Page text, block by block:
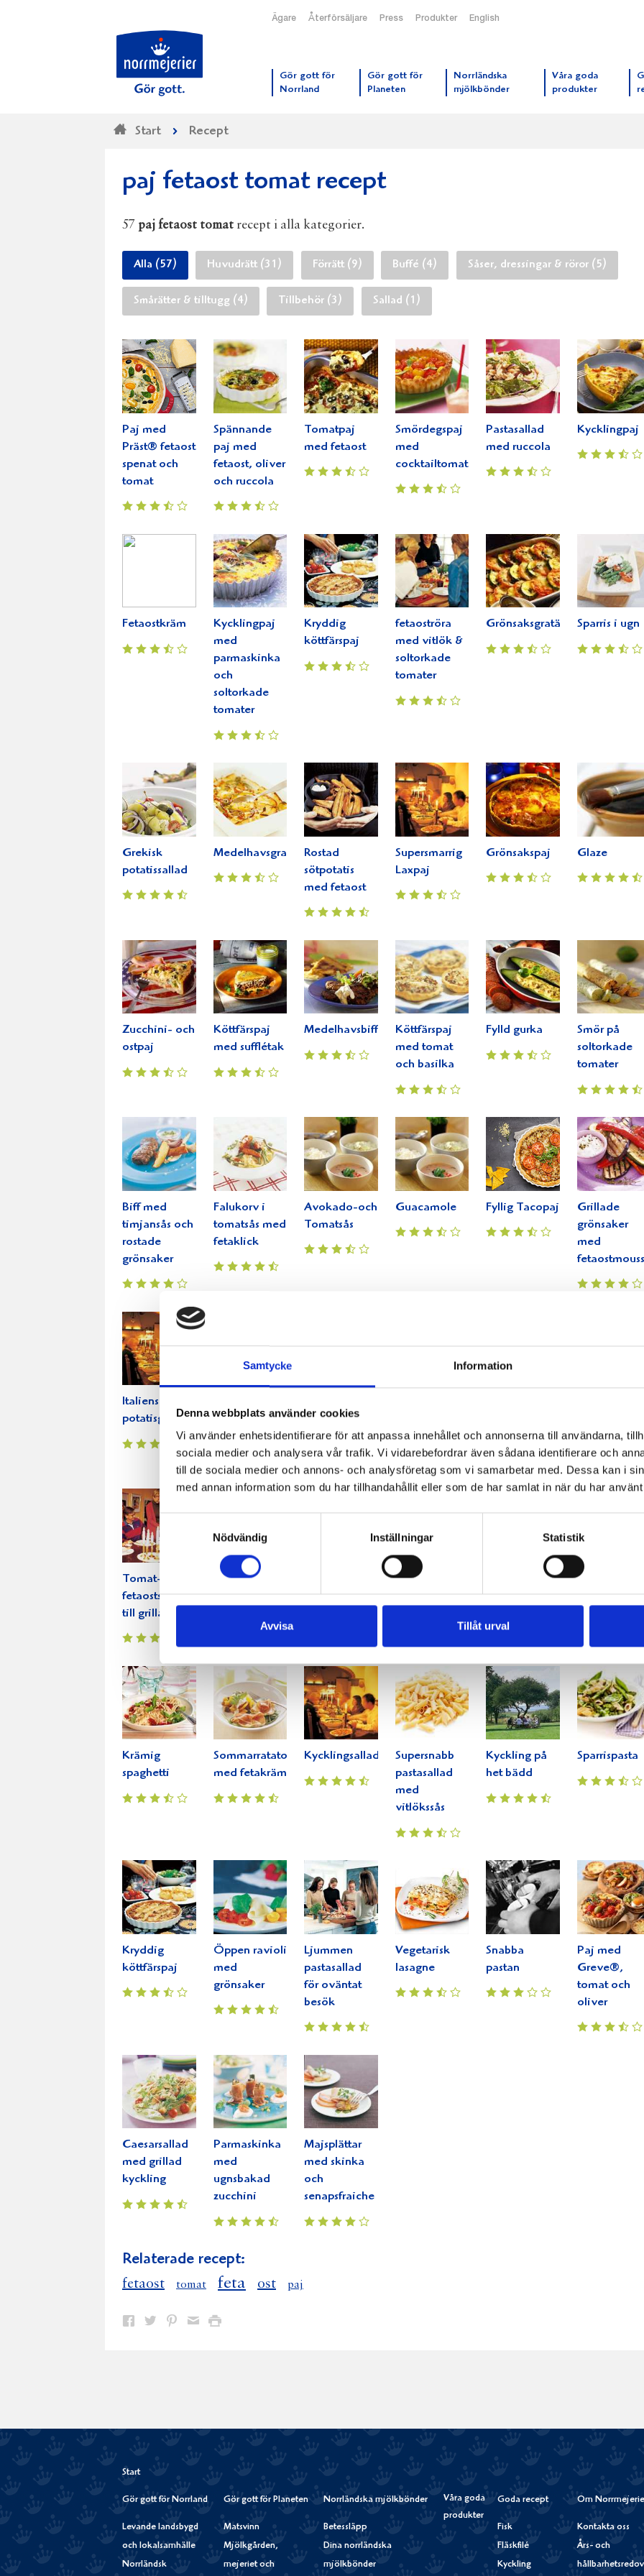
Samtycke Information
Denna webbplats använder cookies
Vi använder enhetsidentifierare för att anpassa innehållet och annonserna till användarna,
sociala medier och analysera vår trafik. Vi vidarebefordrar även sådana identifierare och
till de sociala medier och annons- och analysföretag som vi samarbetar med. Dessa kan i
med annan information som du har tillhandahållit eller som de har samlat in när du har
Samtyckesval
Nödvändig
Inställningar Statistik
Avvisa Tillåt urval
Ägare Återförsäljare Press Produkter English
Gör gott för
Norrland
Gör gott för
Planeten
Norrländska
mjölkbönder
Våra goda
produkter
Start Recept
paj fetaost tomat recept
57 paj fetaost tomat recept i alla kategorier.
Alla (57) Huvudrätt (31) Förrätt (9) Buffé (4) Såser, dressingar & röror (5)
Smårätter & tilltugg (4) Tillbehör (3) Sallad (1)
Paj med
Präst® fetaost
spenat och
tomat
Spännande
paj med
fetaost, oliver
och ruccola
Tomatpaj
med fetaost
Smördegspaj
med
cocktailtomater
Pastasallad
med ruccola
Kycklingpaj
Fetaostkräm
Kycklingpaj
med
parmaskinka
och
soltorkade
tomater
Kryddig
köttfärspaj
fetaoströra
med vitlök &
soltorkade
tomater
Grönsaksgratäng Sparris i ugn
Grekisk
potatissallad
MedelhavsgratängRostad
sötpotatis
med fetaost
Supersmarrig
Laxpaj
Grönsakspaj Glaze
Zucchini- och
ostpaj
Köttfärspaj
med sufflétak
Medelhavsbiffar
Köttfärspaj
med tomat
och basilka
Fylld gurka
Smör på
soltorkade
tomater
Biff med
timjansås och
rostade
grönsaker
Falukorv i
tomatsås med
fetaklick
Avokado-och
Tomatsås
Guacamole Fyllig Tacopaj
Grillade
grönsaker
med
Italiensk
potatisgratäng
tomatmuffins
basilikaröra
med gräddfil
och köttbullar
Tomat- och
fetaostsallad
till grillat
Vegetarisk
lasagne
grönsaker
Små varma
mackor
Tacopaj
Tomatpaj
Krämig
spaghetti
Sommarratatoille
med fetakräm
Kycklingsallad
Supersnabb
pastasallad
med
vitlökssås
Kyckling på
het bädd
Sparrispasta
Kryddig
köttfärspaj
Öppen ravioli
med
grönsaker
Ljummen
pastasallad
för oväntat
besök
Vegetarisk
lasagne
Snabba
pastan
Paj med
Greve®,
tomat och
oliver
Caesarsallad
med grillad
kyckling
Parmaskinka
med
ugnsbakad
zucchini
Majsplättar
med skinka
och
senapsfraiche
Relaterade recept:
fetaost tomat feta ost paj
Dela Dela Dela DelaSkriv
Start
Gör gott för Norrland
Levande landsbygd
och lokalsamhälle
Norrländsk
Gör gott för Planeten
Matsvinn
Mjölkgården,
mejeriet och
Norrländska mjölkbönder
Betessläpp
Dina norrländska
mjölkbönder
Våra goda
produkter
Goda recept
Fisk
Fläskfilé
Kyckling
Om
Kontakta oss
Års- och